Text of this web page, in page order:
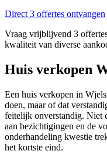
Direct 3 offertes ontvangen
Vraag vrijblijvend 3
kwaliteit van diverse
Huis verkopen
Een huis verkopen in
doen, maar of dat
feitelijk onverstandig.
aan bezichtigingen en de
onderhandeling kwestie
het kortste eind.